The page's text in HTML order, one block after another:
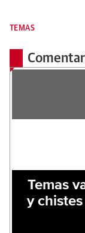
TEMAS
Temas
y